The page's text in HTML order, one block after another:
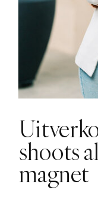
Na deze
Daar
gemaakt
shoots
magnet